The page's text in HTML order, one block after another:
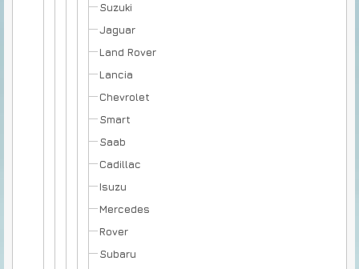
Suzuki
Jaguar
Land Rover
Lancia
Chevrolet
Smart
Saab
Cadillac
Isuzu
Mercedes
Rover
Subaru